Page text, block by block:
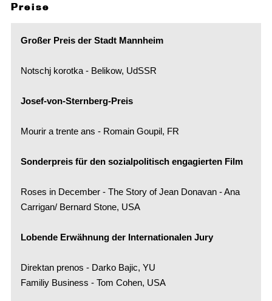
Preise
Großer Preis der Stadt Mannheim
Notschj korotka - Belikow, UdSSR
Josef-von-Sternberg-Preis
Mourir a trente ans - Romain Goupil, FR
Sonderpreis für den sozialpolitisch engagierten Film
Roses in December - The Story of Jean Donavan - Ana
Carrigan/ Bernard Stone, USA
Lobende Erwähnung der Internationalen Jury
Direktan prenos - Darko Bajic, YU
Familiy Business - Tom Cohen, USA